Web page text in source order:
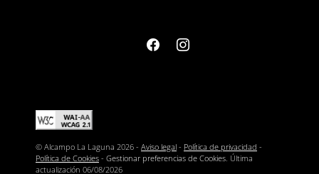
© Alcampo La Laguna 2026 - Aviso legal - Política de privacidad -
Política de Cookies - Gestionar preferencias de Cookies. Última
actualización 06/08/2026